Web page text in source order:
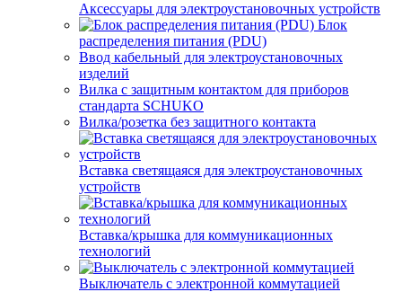
Аксессуары для электроустановочных устройств
Блок
распределения питания (PDU)
Ввод кабельный для электроустановочных
изделий
Вилка с защитным контактом для приборов
стандарта SCHUKO
Вилка/розетка без защитного контакта
Вставка светящаяся для электроустановочных
устройств
Вставка/крышка для коммуникационных
технологий
Выключатель с электронной коммутацией